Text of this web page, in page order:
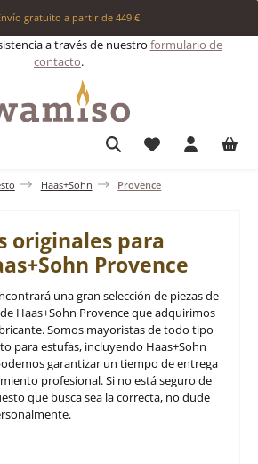
gratuito a partir de 449 €
a través de nuestro formulario de
contacto.
Tienes 0
Haas+Sohn Provence
originales para
Provence
una gran selección de piezas de
Haas+Sohn Provence que adquirimos
Somos mayoristas de todo tipo
para estufas, incluyendo Haas+Sohn
garantizar un tiempo de entrega
profesional. Si no está seguro de
que busca sea la correcta, no dude